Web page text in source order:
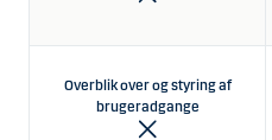
Overblik over og styring af
brugeradgange